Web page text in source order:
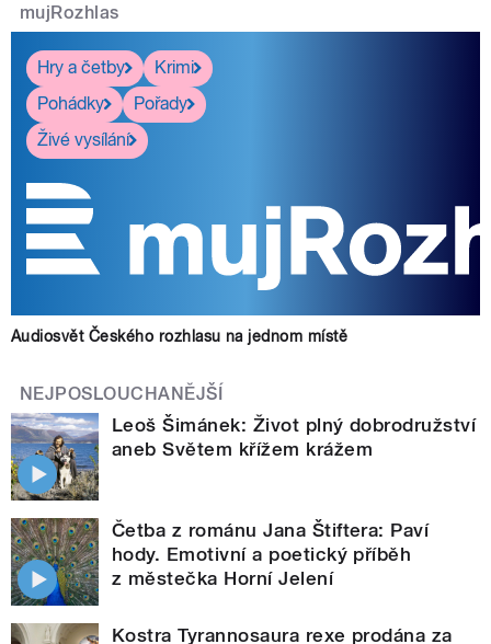
pause
mujRozhlas
Hry a četby
Krimi
Pohádky
Pořady
Živé vysílání
Audiosvět Českého rozhlasu na jednom místě
NEJPOSLOUCHANĚJŠÍ
Leoš Šimánek: Život plný dobrodružství
aneb Světem křížem krážem
Četba z románu Jana Štiftera: Paví
hody. Emotivní a poetický příběh
z městečka Horní Jelení
Kostra Tyrannosaura rexe prodána za